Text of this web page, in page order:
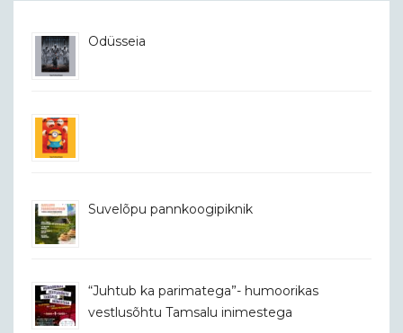
Odüsseia
Suvelõpu pannkoogipiknik
“Juhtub ka parimatega”- humoorikas
vestlusõhtu Tamsalu inimestega